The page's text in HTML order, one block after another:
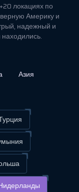
локациях по
Америку и
надежный и
Азия